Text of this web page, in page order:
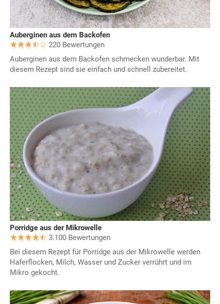
Auberginen aus dem Backofen
220 Bewertungen
Auberginen aus dem Backofen schmecken wunderbar. Mit
diesem Rezept sind sie einfach und schnell zubereitet.
Porridge aus der Mikrowelle
3.100 Bewertungen
Bei diesem Rezept für Porridge aus der Mikrowelle werden
Haferflocken, Milch, Wasser und Zucker verrührt und im
Mikro gekocht.